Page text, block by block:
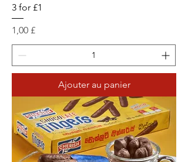
3 for £1
Prix
1,00 £
Ajouter au panier